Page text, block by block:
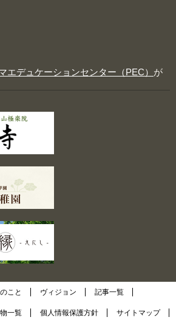
エデュケーションセンター（PEC） が
こと ヴィジョン 記事一覧
一覧 個人情報保護方針 サイトマップ